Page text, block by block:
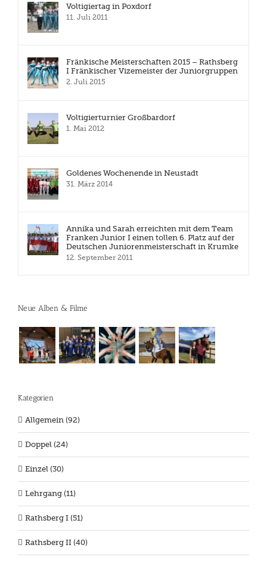
Voltigiertag in Poxdorf
11. Juli 2011
Fränkische Meisterschaften 2015 – Rathsberg
I Fränkischer Vizemeister der Juniorgruppen
2. Juli 2015
Voltigierturnier Großbardorf
1. Mai 2012
Goldenes Wochenende in Neustadt
31. März 2014
Annika und Sarah erreichten mit dem Team
Franken Junior I einen tollen 6. Platz auf der
Deutschen Juniorenmeisterschaft in Krumke
12. September 2011
Neue Alben & Filme
Kategorien
Allgemein (92)
Doppel (24)
Einzel (30)
Lehrgang (11)
Rathsberg I (51)
Rathsberg II (40)